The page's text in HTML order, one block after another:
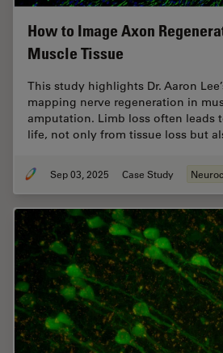
How to Image Axon
Muscle Tissue
This study highlights Dr. Aaron
mapping nerve regeneration in
amputation. Limb loss often leads
life, not only from tissue loss but
Sep 03, 2025 Case Study